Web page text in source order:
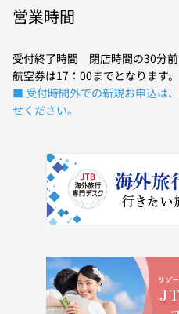
営業時間
受付終了時間 閉店時間の30分
航空券は17：00までとなります。
■ 受付時間外での新規お申込は
せください。